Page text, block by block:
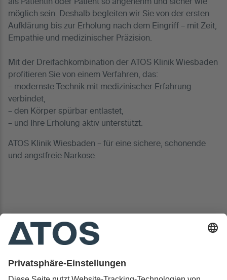
als Patientin oder Patient so angenehm und sicher wie
möglich sein. Deshalb begleiten wir Sie von der ersten
Aufklärung bis zur Erholung nach dem Eingriff – mit Zeit,
Empathie und medizinischer Präzision.
Mit der Dreifachkombination der ATOS Klinik Wiesbaden
profitieren Sie von einem Verfahren, das:
– modernste Technik mit medizinischer Erfahrung
verbindet,
– den Körper spürbar entlastet,
– und Ihre Erholung aktiv unterstützt.
ATOS Klinik Wiesbaden – für eine sichere, schonende
und angstfreie Narkose.